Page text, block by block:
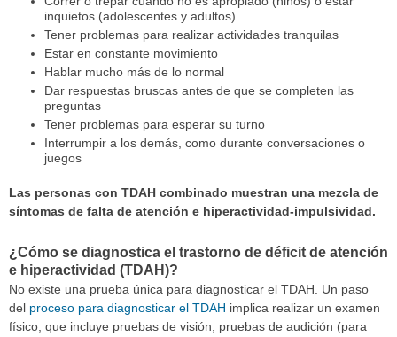
inquietos (adolescentes y adultos)
Tener problemas para realizar actividades tranquilas
Estar en constante movimiento
Hablar mucho más de lo normal
Dar respuestas bruscas antes de que se completen las
preguntas
Tener problemas para esperar su turno
Interrumpir a los demás, como durante conversaciones o
juegos
Las personas con TDAH combinado muestran una mezcla de
síntomas de falta de atención e hiperactividad-impulsividad.
¿Cómo se diagnostica el trastorno de déficit de atención
e hiperactividad (TDAH)?
No existe una prueba única para diagnosticar el TDAH. Un paso
del proceso para diagnosticar el TDAH implica realizar un examen
físico, que incluye pruebas de visión, pruebas de audición (para